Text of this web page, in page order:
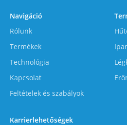
Navigáció
Rólunk
Termékek
Technológia
Kapcsolat
Feltételek és szabályok
Karrierlehetőségek